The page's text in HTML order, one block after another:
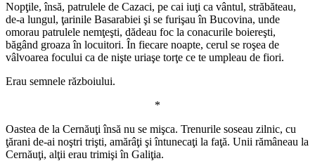
Nopţile, însă, patrulele de Cazaci, pe cai iuţi ca vântul, străbăteau,
de-a lungul, ţarinile Basarabiei şi se furişau în Bucovina, unde
omorau patrulele nemţeşti, dădeau foc la conacurile boiereşti,
băgând groaza în locuitori. În fiecare noapte, cerul se roşea de
vâlvoarea focului ca de nişte uriaşe torţe ce te umpleau de fiori.
Erau semnele războiului.
*
Oastea de la Cernăuţi însă nu se mişca. Trenurile soseau zilnic, cu
ţărani de-ai noştri trişti, amărâţi şi întunecaţi la faţă. Unii rămâneau la
Cernăuţi, alţii erau trimişi în Galiţia.